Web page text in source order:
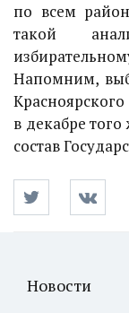
по всем
такой
Напомним,
в декабре
состав
Новости